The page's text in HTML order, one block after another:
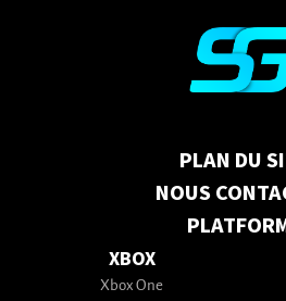
PLAN DU
NOUS
XBOX
Xbox One